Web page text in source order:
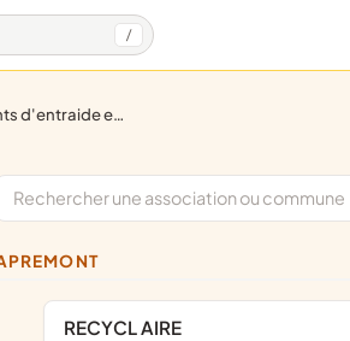
/
et de solidarité
APREMONT
RECYCL AIRE